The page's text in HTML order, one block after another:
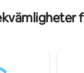
Njut av
bekvämligheter
getter, höns, ankor,